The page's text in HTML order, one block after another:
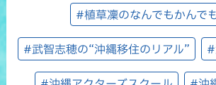
#植草凜のなんでもかんで
#武智志穂の“沖縄移住のリアル” #